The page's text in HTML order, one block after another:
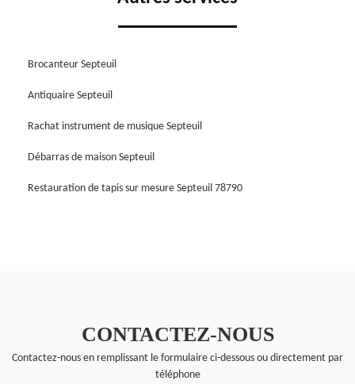
Brocanteur Septeuil
Antiquaire Septeuil
Rachat instrument de musique Septeuil
Débarras de maison Septeuil
Restauration de tapis sur mesure Septeuil 78790
CONTACTEZ-NOUS
Contactez-nous en remplissant le formulaire ci-dessous ou directement par
téléphone